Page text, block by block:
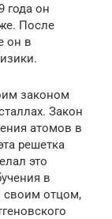
года он
После
он в
законом
Закон
атомов в
решетка
это
в
своим отцом,